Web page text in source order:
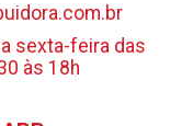
sexta-feira das
às 18h